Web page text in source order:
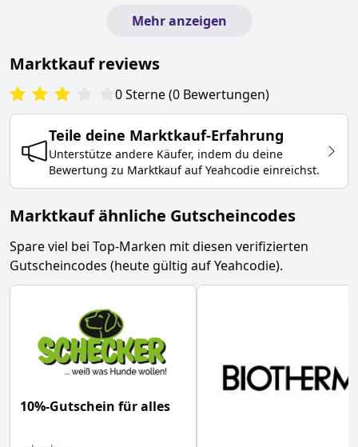
Mehr anzeigen
Marktkaufreviews
0Sterne(0 Bewertungen)
Teile deine Marktkauf-Erfahrung
Unterstütze andere Käufer, indem du deine
Bewertung zu Marktkaufauf Yeahcodie einreichst.
Marktkauf ähnliche Gutscheincodes
Spare viel bei Top-Marken mit diesen verifizierten
Gutscheincodes (heute gültig auf Yeahcodie).
10%-Gutschein für alles